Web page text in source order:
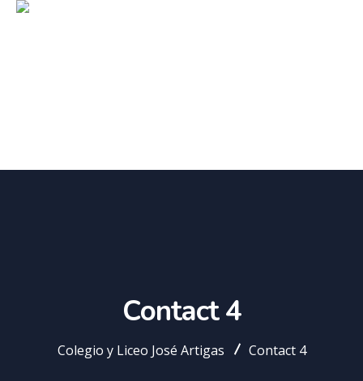
Contact 4
Colegio y Liceo José Artigas Contact 4